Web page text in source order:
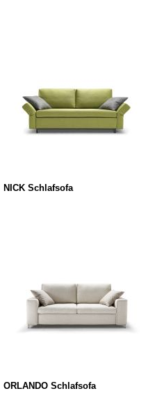
NICK Schlafsofa
ORLANDO Schlafsofa